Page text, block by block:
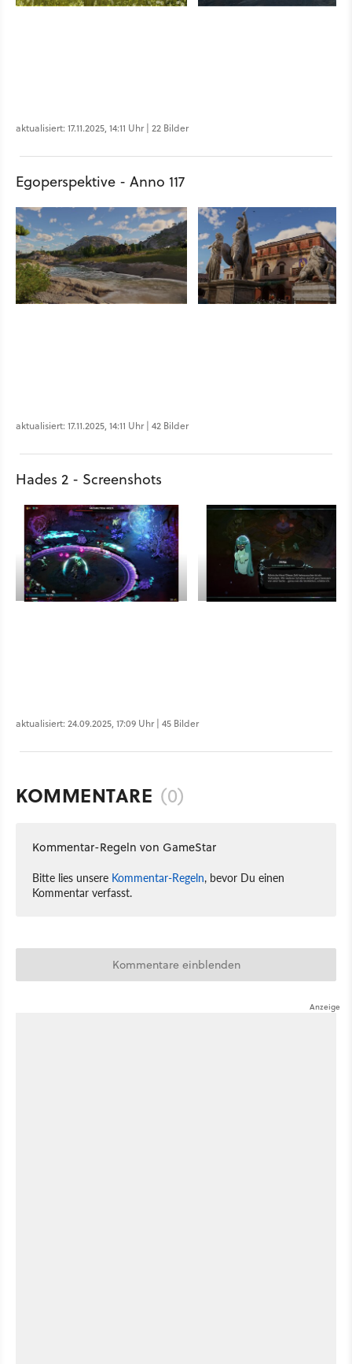
aktualisiert: 17.11.2025, 14:11 Uhr | 22 Bilder
Egoperspektive - Anno 117
aktualisiert: 17.11.2025, 14:11 Uhr | 42 Bilder
Hades 2 - Screenshots
aktualisiert: 24.09.2025, 17:09 Uhr | 45 Bilder
KOMMENTARE (0)
Kommentar-Regeln von GameStar
Bitte lies unsere Kommentar-Regeln, bevor Du einen
Kommentar verfasst.
Kommentare einblenden